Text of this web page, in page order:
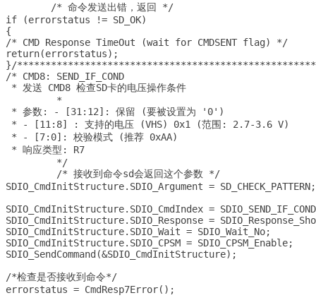
if (errorstatus != SD_OK)
{
/* CMD Response TimeOut (wait for CMDSENT flag) */
return(errorstatus);
}/
/* CMD8: SEND_IF_COND
* 发送 CMD8 检查SD卡的电压操作条件
* 参数: - [31:12]: 保留 (要被设置为 '0')
* - [11:8] : 支持的电压 (VHS) 0x1 (范围: 2.7-3.6 V)
* - [7:0]: 校验模式 (推荐 0xAA)
* 响应类型: R7
SDIO_CmdInitStructure.SDIO_Argument = SD_CHECK_PATTERN;
SDIO_CmdInitStructure.SDIO_CmdIndex =
SDIO_CmdInitStructure.SDIO_Response =
SDIO_CmdInitStructure.SDIO_Wait = SDIO_Wait_No;
SDIO_CmdInitStructure.SDIO_CPSM = SDIO_CPSM_Enable;
SDIO_SendCommand(&SDIO_CmdInitStructure);
/*检查是否接收到命令*/
errorstatus = CmdResp7Error();